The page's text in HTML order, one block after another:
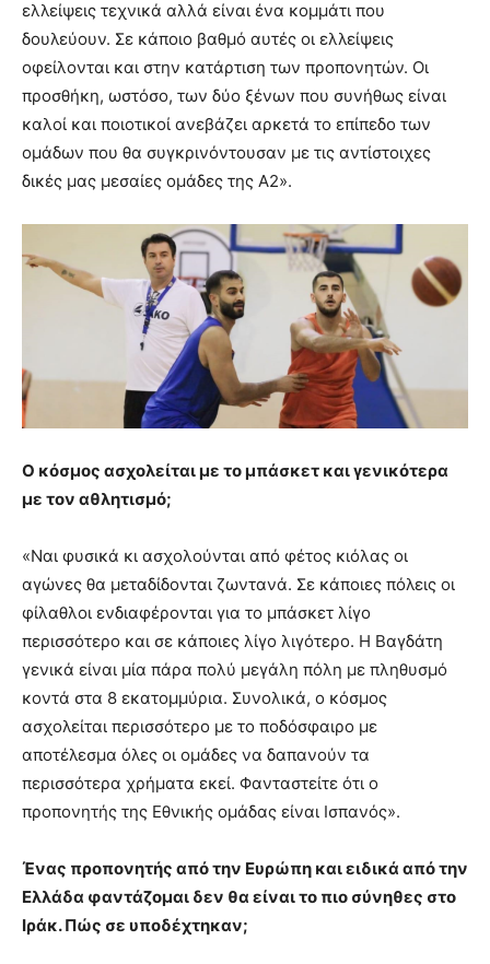
ελλείψεις τεχνικά αλλά είναι ένα κομμάτι που
δουλεύουν. Σε κάποιο βαθμό αυτές οι ελλείψεις
οφείλονται και στην κατάρτιση των προπονητών. Οι
προσθήκη, ωστόσο, των δύο ξένων που συνήθως είναι
καλοί και ποιοτικοί ανεβάζει αρκετά το επίπεδο των
ομάδων που θα συγκρινόντουσαν με τις αντίστοιχες
δικές μας μεσαίες ομάδες της Α2».
Ο κόσμος ασχολείται με το μπάσκετ και γενικότερα
με τον αθλητισμό;
«Ναι φυσικά κι ασχολούνται από φέτος κιόλας οι
αγώνες θα μεταδίδονται ζωντανά. Σε κάποιες πόλεις οι
φίλαθλοι ενδιαφέρονται για το μπάσκετ λίγο
περισσότερο και σε κάποιες λίγο λιγότερο. Η Βαγδάτη
γενικά είναι μία πάρα πολύ μεγάλη πόλη με πληθυσμό
κοντά στα 8 εκατομμύρια. Συνολικά, ο κόσμος
ασχολείται περισσότερο με το ποδόσφαιρο με
αποτέλεσμα όλες οι ομάδες να δαπανούν τα
περισσότερα χρήματα εκεί. Φανταστείτε ότι ο
προπονητής της Εθνικής ομάδας είναι Ισπανός».
Ένας προπονητής από την Ευρώπη και ειδικά από την
Ελλάδα φαντάζομαι δεν θα είναι το πιο σύνηθες στο
Ιράκ. Πώς σε υποδέχτηκαν;